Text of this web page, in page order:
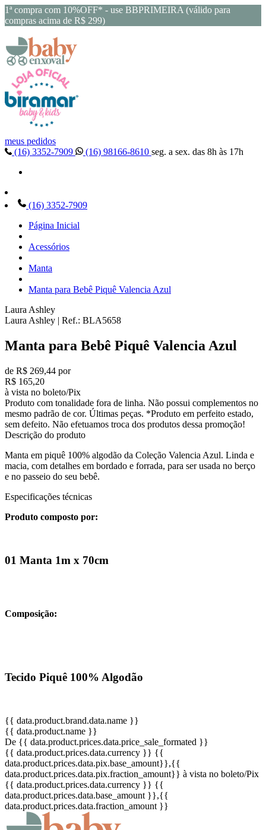
1ª compra com 10%OFF* - use BBPRIMEIRA (válido para
compras acima de R$ 299)
meus pedidos
(16) 3352-7909
(16) 98166-8610 seg. a sex. das 8h às 17h
(16) 3352-7909
Página Inicial
Acessórios
Manta
Manta para Bebê Piquê Valencia Azul
Laura Ashley
Laura Ashley | Ref.: BLA5658
Manta para Bebê Piquê Valencia Azul
de R$ 269,44 por
R$ 165,20
à vista no boleto/Pix
Produto com tonalidade fora de linha. Não possui complementos no
mesmo padrão de cor. Últimas peças. *Produto em perfeito estado,
sem defeito. Não efetuamos troca dos produtos dessa promoção!
Descrição do produto
Manta em piquê 100% algodão da Coleção Valencia Azul. Linda e
macia, com detalhes em bordado e forrada, para ser usada no berço
e no passeio do seu bebê.
Especificações técnicas
Produto composto por:
01 Manta 1m x 70cm
Composição:
Tecido Piquê 100% Algodão
{{ data.product.brand.data.name }}
{{ data.product.name }}
De {{ data.product.prices.data.price_sale_formated }}
{{ data.product.prices.data.currency }} {{
data.product.prices.data.pix.base_amount}},{{
data.product.prices.data.pix.fraction_amount}} à vista no boleto/Pix
{{ data.product.prices.data.currency }} {{
data.product.prices.data.base_amount }},{{
data.product.prices.data.fraction_amount }}